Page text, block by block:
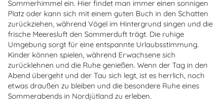
Sommerhimmel ein. Hier findet man immer einen sonnigen
Platz oder kann sich mit einem guten Buch in den Schatten
zurückziehen, während Vögel im Hintergrund singen und die
frische Meeresluft den Sommerduft trägt. Die ruhige
Umgebung sorgt für eine entspannte Urlaubsstimmung.
Kinder können spielen, während Erwachsene sich
zurücklehnen und die Ruhe genießen. Wenn der Tag in den
Abend übergeht und der Tau sich legt, ist es herrlich, noch
etwas draußen zu bleiben und die besondere Ruhe eines
Sommerabends in Nordjütland zu erleben.